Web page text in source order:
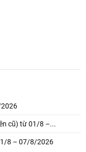
cũ) từ 01/8 –...
8 – 07/8/2026